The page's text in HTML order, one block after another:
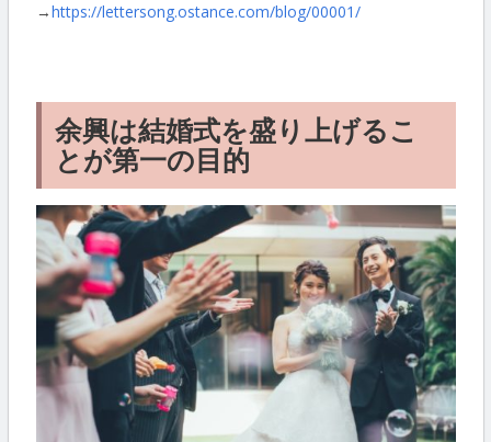
→https://lettersong.ostance.com/blog/00001/
余興は結婚式を盛り上げるこ
とが第一の目的